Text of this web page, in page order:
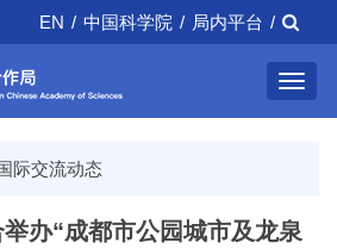
EN / 中国科学院 / 局内平台 /
际交流动态
办“成都市公园城市及龙泉